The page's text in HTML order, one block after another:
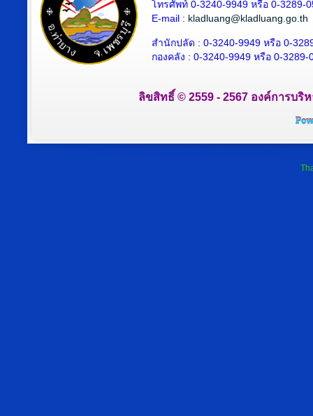
โทรศัพท์ 0-3240-9949 หรือ 0-3289-
E-mail : kladluang@kladluang.go.th
สำนักปลัด : 0-3240-9949 หรือ 0-
กองคลัง : 0-3240-9949 หรือ 0-3289-
ลิขสิทธิ์ © 2559 - 2567 องค์การบริ